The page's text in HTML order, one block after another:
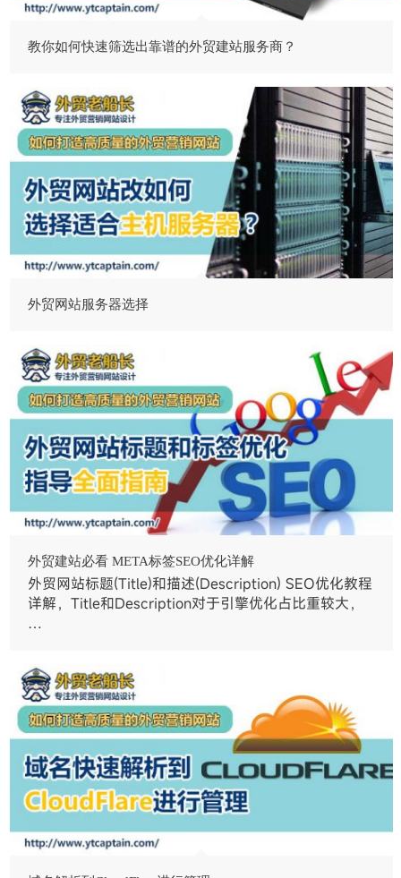
教你如何快速筛选出靠谱的外贸建站服务商？
外贸网站服务器选择
外贸建站必看 META标签SEO优化详解
外贸网站标题(Title)和描述(Description) SEO优化教程
详解，Title和Description对于引擎优化占比重较大，
…